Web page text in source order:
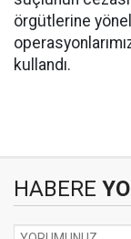
örgütlerine
kullandı.
HABERE